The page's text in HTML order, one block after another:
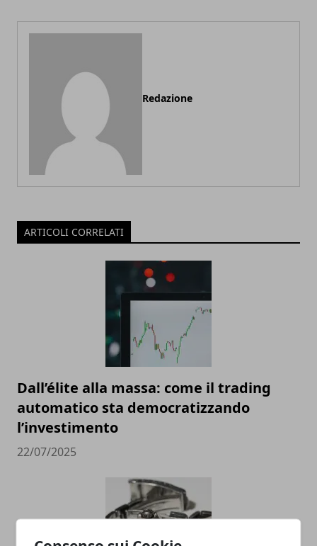
Redazione
ARTICOLI CORRELATI
Dall’élite alla massa: come il trading
automatico sta democratizzando
l’investimento
22/07/2025